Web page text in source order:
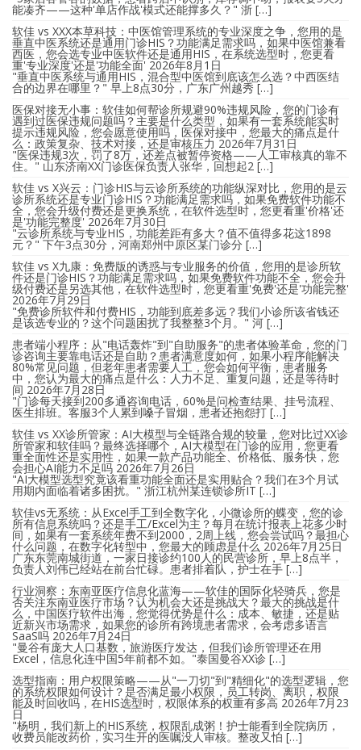
能凑齐——这种'单店作战'模式还能撑多久？" 浙 […]
软佳 vs XXX本草科技：中医馆管理系统的专业深度之争，您用的是
垂直中医系统还是通用门诊HIS？功能满足需求吗，如果中医馆兼看
西医，您会选专业中医软件还是通用HIS，在系统选型时，您更看
重'专业深度'还是'功能全面' 2026年8月1日
"垂直中医系统与通用HIS，混合型中医馆到底该怎么选？中西医结
合的边界在哪里？" 早上8点30分，广东广州越秀 […]
医保对接无小事：软佳如何帮诊所规避90%违规风险，您的门诊有
遇到过医保违规问题吗？主要是什么类型，如果有一套系统能实时
提示违规风险，您会愿意使用吗，医保对接中，您最大的痛点是什
么：政策复杂、技术对接，还是审核压力 2026年7月31日
"医保违规3次，罚了8万，还差点被暂停资格——人工审核真的靠不
住。" 山东济南XX门诊医保负责人张华，回想起2 […]
软佳 vs X兴云：门诊HIS与云诊所系统的功能纵深对比，您用的是云
诊所系统还是专业门诊HIS？功能满足需求吗，如果免费软件功能不
全，您会升级付费还是更换系统，在软件选型时，您更看重'价格'还
是'功能完整度' 2026年7月30日
"云诊所系统与专业HIS，功能差距有多大？值不值得多花这1898
元？" 下午3点30分，河南郑州中原区某门诊分 […]
软佳 vs X九康：免费版的诱惑与专业服务的价值，您用的是诊所软
件还是门诊HIS？功能满足需求吗，如果免费软件功能不全，您会升
级付费还是另选其他，在软件选型时，您更看重'免费'还是'功能完整'
2026年7月29日
"免费诊所软件和付费HIS，功能到底差多远？我们小诊所该省钱还
是该选专业的？这个问题困扰了我整整3个月。" 河 […]
患者端小程序：从"电话轰炸"到"自助服务"的患者体验革命，您的门
诊咨询主要靠电话还是自助？患者满意度如何，如果小程序能解决
80%常见问题，但老年患者需要人工，您会如何平衡，患者服务
中，您认为最大的痛点是什么：人力不足、重复问题，还是等待时
间 2026年7月28日
"门诊每天接到200多通咨询电话，60%是问检查结果、挂号流程、
医生排班。客服3个人累到嗓子冒烟，患者还抱怨打 […]
软佳 vs XX诊所管家：AI大模型与全链路合规的较量，您对比过XX诊
所管家和软佳吗？最终选择哪个，AI大模型在门诊的应用，您更看
重全面性还是实用性，如果一款产品功能全、价格低、服务快，您
会担心AI能力不足吗 2026年7月26日
"AI大模型选型究竟该看重功能全面还是实用贴合？我们在3个月试
用期内面临着诸多困扰。" 浙江杭州某连锁诊所IT […]
软佳vs无系统：从Excel手工到全数字化，小微诊所的蝶变，您的诊
所有信息系统吗？还是手工/Excel为主？每月在统计报表上花多少时
间，如果有一套系统年费不到2000，2周上线，您会尝试吗？最担心
什么问题，在数字化转型中，您最大的顾虑是什么 2026年7月25日
广东东莞南城街道，一家日接诊约100人的民营诊所，早上8点半，
负责人刘伟已经站在前台忙碌。患者排着队，护士在手 […]
行业洞察：东南亚医疗信息化蓝海——软佳的国际化轻骑兵，您是
否关注东南亚医疗市场？认为机会大还是挑战大？最大的挑战是什
么，中国医疗软件出海，您觉得优势是什么：成本、敏捷，还是贴
近新兴市场需求，如果您的诊所有跨境患者需求，会考虑多语言
SaaS吗 2026年7月24日
"曼谷有庞大人口基数，旅游医疗发达，但我们诊所管理还在用
Excel，信息化连中国5年前都不如。"泰国曼谷XX诊 […]
选型指南：用户权限策略——从"一刀切"到"精细化"的选型逻辑，您
的系统权限如何设计？是否满足最小权限，员工转岗、离职，权限
能及时回收吗，在HIS选型时，权限体系的权重有多高 2026年7月23
日
"杨明，我们新上的HIS系统，权限乱成粥！护士能看到全院病历，
收费员能改药价，实习生开的医嘱没人审核。整改又怕 […]